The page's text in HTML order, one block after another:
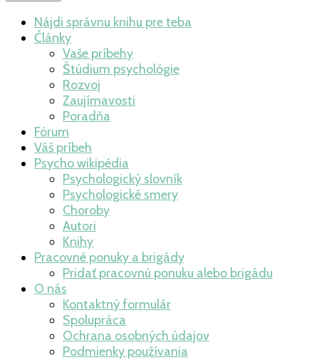
Nájdi správnu knihu pre teba
Články
Vaše príbehy
Štúdium psychológie
Rozvoj
Zaujímavosti
Poradňa
Fórum
Váš príbeh
Psycho wikipédia
Psychologický slovník
Psychologické smery
Choroby
Autori
Knihy
Pracovné ponuky a brigády
Pridať pracovnú ponuku alebo brigádu
O nás
Kontaktný formulár
Spolupráca
Ochrana osobných údajov
Podmienky používania